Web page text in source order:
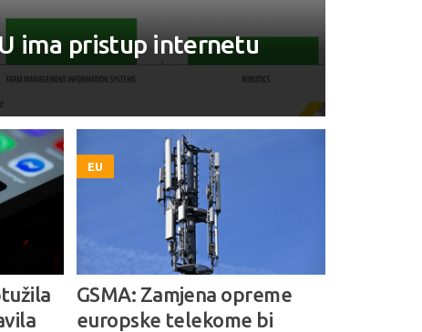
ima pristup internetu
EU
GSMA: Zamjena opreme
europske telekome bi